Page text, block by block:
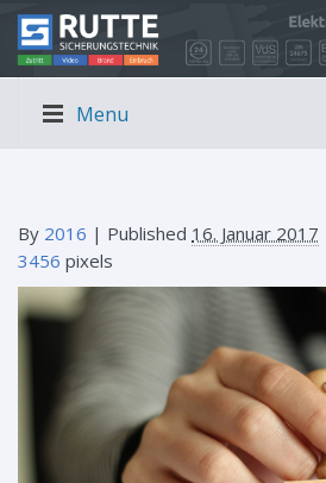
Menu
By 2016 | Published 16. Januar 2017
3456 pixels